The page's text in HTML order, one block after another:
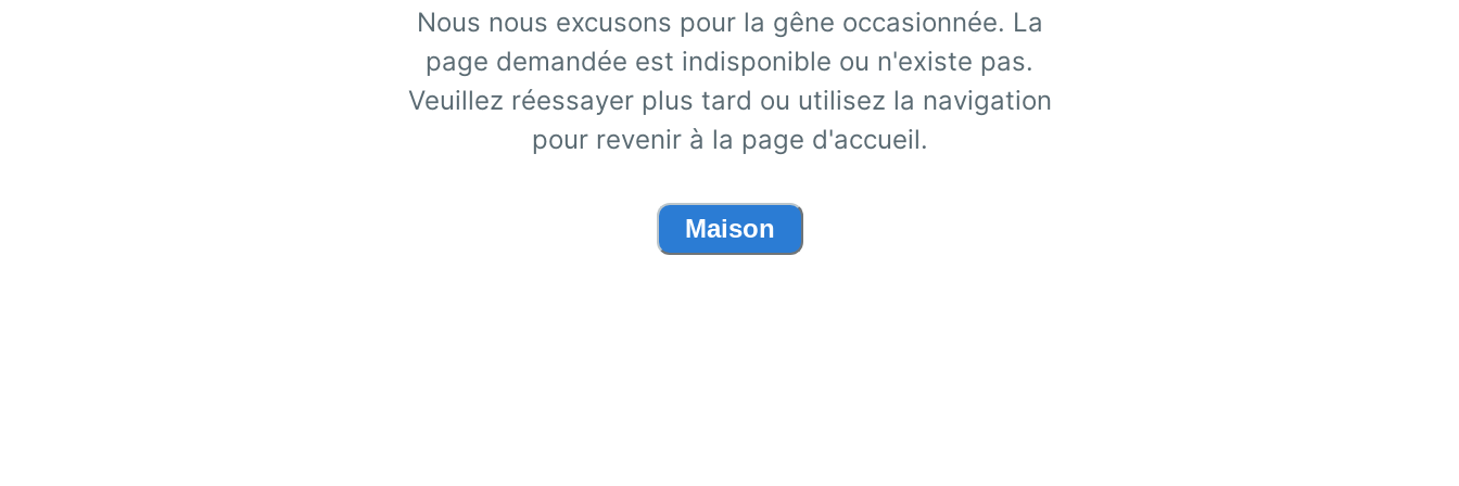
Nous nous excusons pour la gêne occasionnée. La
page demandée est indisponible ou n'existe pas.
Veuillez réessayer plus tard ou utilisez la navigation
pour revenir à la page d'accueil.
Maison